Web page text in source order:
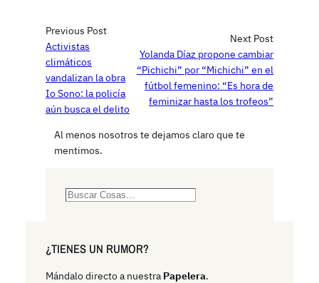
Previous Post
Activistas
climáticos
vandalizan la obra
Io Sono: la policía
aún busca el delito
Next Post
Yolanda Díaz propone cambiar
“Pichichi” por “Michichi” en el
fútbol femenino: “Es hora de
feminizar hasta los trofeos”
Al menos nosotros te dejamos claro que te
mentimos.
S
r
h
¿TIENES UN RUMOR?
Mándalo directo a nuestra Papelera.